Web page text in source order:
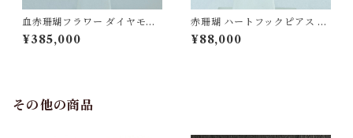
血赤珊瑚フラワー ダイヤモン
ド0.08ct イヤリング K18WG
ps-27
¥385,000
赤珊瑚 ハートフックピアス K1
4WG ps-26
¥88,000
その他の商品